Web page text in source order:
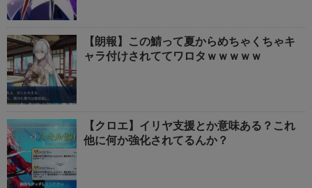
【朗報】この鯖って夏からめちゃくちゃキ
ャラ付けされててワロタｗｗｗｗｗ
【クロエ】イリヤ支援とか意味ある？これ
他に何か強化されてるんか？